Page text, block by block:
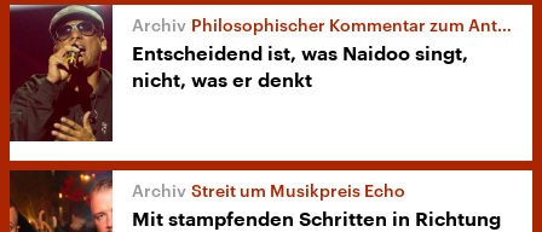
Philosophischer Kommentar zum Antisemitismus-Urteil
Entscheidend ist, was Naidoo singt,
nicht, was er denkt
Streit um Musikpreis Echo
Mit stampfenden Schritten in Richtung